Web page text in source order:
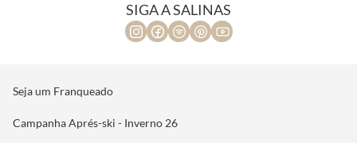
SIGA A SALINAS
Seja um Franqueado
Campanha Aprés-ski - Inverno 26